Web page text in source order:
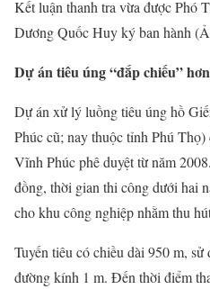
Kết luận thanh tra vừa được Phó
Dương Quốc Huy ký ban hành
Dự án tiêu úng “đắp chiếu”
Dự án xử lý luồng tiêu úng hồ
Phúc cũ; nay thuộc tỉnh Phú
Vĩnh Phúc phê duyệt từ năm
đồng, thời gian thi công dưới hai
cho khu công nghiệp nhằm thu
Tuyến tiêu có chiều dài 950 m,
đường kính 1 m. Đến thời điểm